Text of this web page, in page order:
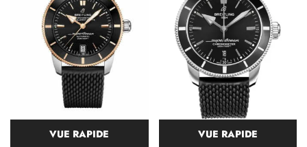
VUE RAPIDE VUE RAPIDE